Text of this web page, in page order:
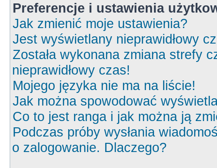
Preferencje i ustawienia
Jak zmienić moje ustawienia?
Jest wyświetlany nieprawidłowy
Została wykonana zmiana strefy
nieprawidłowy czas!
Mojego języka nie ma na liście!
Jak można spowodować
Co to jest ranga i jak można ją
Podczas próby wysłania
o zalogowanie. Dlaczego?